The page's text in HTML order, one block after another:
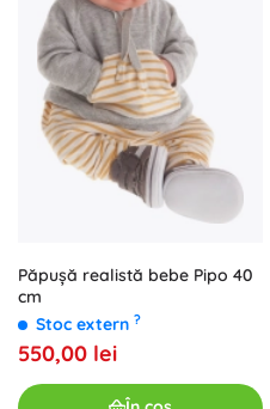
Păpușă realistă bebe Pipo 40
cm
Stoc extern ?
550,00 lei